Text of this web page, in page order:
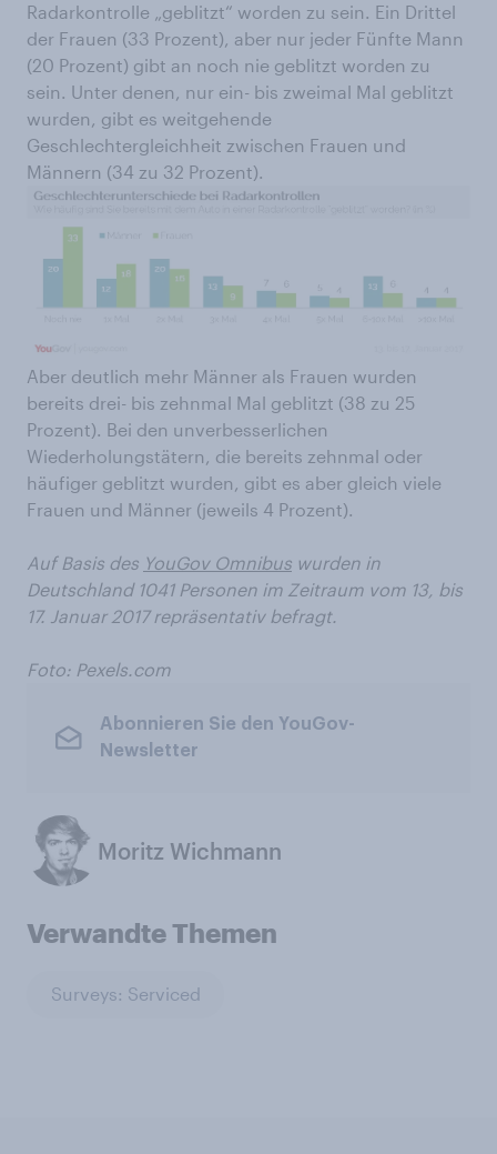
Radarkontrolle „geblitzt“ worden zu sein. Ein Drittel
der Frauen (33 Prozent), aber nur jeder Fünfte Mann
(20 Prozent) gibt an noch nie geblitzt worden zu
sein. Unter denen, nur ein- bis zweimal Mal geblitzt
wurden, gibt es weitgehende
Geschlechtergleichheit zwischen Frauen und
Männern (34 zu 32 Prozent).
Aber deutlich mehr Männer als Frauen wurden
bereits drei- bis zehnmal Mal geblitzt (38 zu 25
Prozent). Bei den unverbesserlichen
Wiederholungstätern, die bereits zehnmal oder
häufiger geblitzt wurden, gibt es aber gleich viele
Frauen und Männer (jeweils 4 Prozent).
Auf Basis des YouGov Omnibus wurden in
Deutschland 1041 Personen im Zeitraum vom 13, bis
17. Januar 2017 repräsentativ befragt.
Foto: Pexels.com
Abonnieren Sie den YouGov-
Newsletter
Moritz Wichmann
Verwandte Themen
Surveys: Serviced